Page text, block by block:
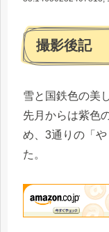
撮影後記
雪と国鉄色の美
先月からは紫色
め、3通りの「
た。